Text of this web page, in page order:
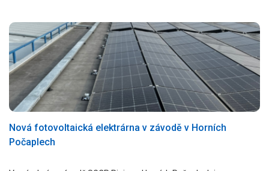
Nová fotovoltaická elektrárna v závodě v Horních
Počaplech